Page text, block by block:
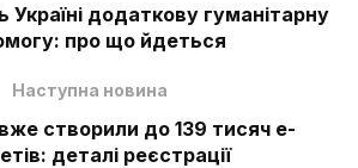
Україні додаткову гуманітарну
про що йдеться
Наступна новина
створили до 139 тисяч е-
деталі реєстрації